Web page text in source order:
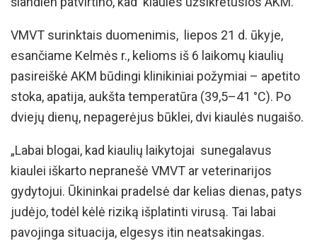
VMVT surinktais duomenimis, liepos 21 d. ūkyje,
esančiame Kelmės r., kelioms iš 6 laikomų kiaulių
pasireiškė AKM būdingi klinikiniai požymiai – apetito
stoka, apatija, aukšta temperatūra (39,5–41 °C). Po
dviejų dienų, nepagerėjus būklei, dvi kiaulės nugaišo.
„Labai blogai, kad kiaulių laikytojai sunegalavus
kiaulei iškarto nepranešė VMVT ar veterinarijos
gydytojui. Ūkininkai pradelsė dar kelias dienas, patys
judėjo, todėl kėlė riziką išplatinti virusą. Tai labai
pavojinga situacija, elgesys itin neatsakingas.